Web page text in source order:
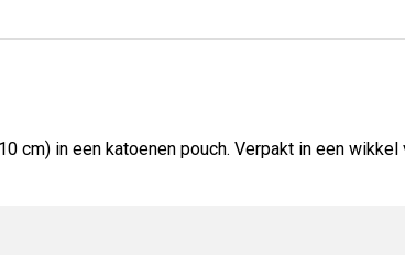
cm) in een katoenen pouch. Verpakt in een wikkel